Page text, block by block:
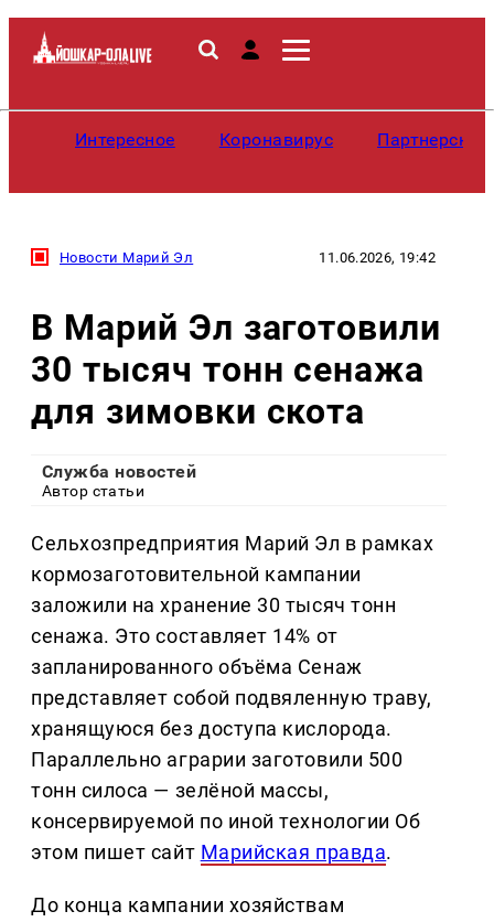
Интересное Коронавирус
Новости Марий Эл 11.06.2026, 19:42
В Марий Эл заготовили
30 тысяч тонн сенажа
для зимовки скота
Служба новостей
Автор статьи
Сельхозпредприятия Марий Эл в рамках
кормозаготовительной кампании
заложили на хранение 30 тысяч тонн
сенажа. Это составляет 14% от
запланированного объёма Сенаж
представляет собой подвяленную траву,
хранящуюся без доступа кислорода.
Параллельно аграрии заготовили 500
тонн силоса — зелёной массы,
консервируемой по иной технологии Об
этом пишет сайт Марийская правда.
До конца кампании хозяйствам